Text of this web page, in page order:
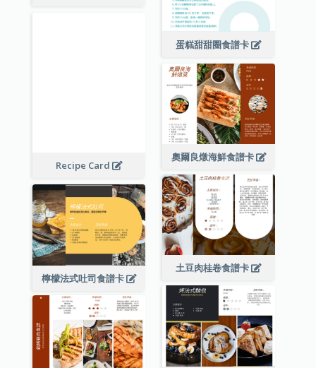
蛋糕甜甜圈食譜卡
Recipe Card
奧爾良燉海鮮食譜卡
土豆肉桂卷食譜卡
檸檬法式吐司食譜卡